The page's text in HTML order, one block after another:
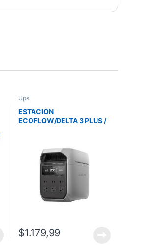
Ups
ESTACION
ECOFLOW/DELTA 3 PLUS /
$1.179,99